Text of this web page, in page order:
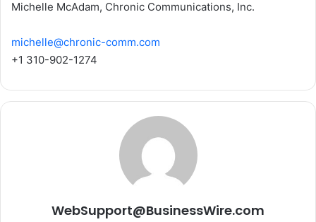
Michelle McAdam, Chronic Communications, Inc.
michelle@chronic-comm.com
+1 310-902-1274
WebSupport@BusinessWire.com